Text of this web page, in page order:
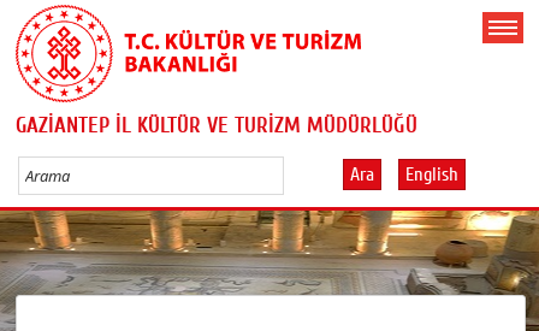
GAZİANTEP İL KÜLTÜR VE TURİZM MÜDÜRLÜĞÜ
Ara English